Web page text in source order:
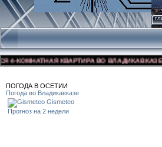
КОМНАТНАЯ КВАРТИРА ВО ВЛАДИКАВКАЗЕ,
ПОГОДА В ОСЕТИИ
Погода во Владикавказе
Gismeteo
Прогноз на 2 недели